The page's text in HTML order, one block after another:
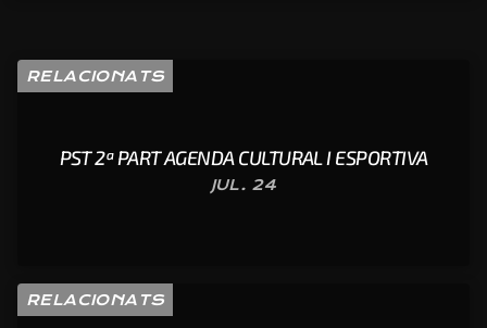
RELACIONATS
PST 2ª PART AGENDA CULTURAL I ESPORTIVA
JUL. 24
RELACIONATS